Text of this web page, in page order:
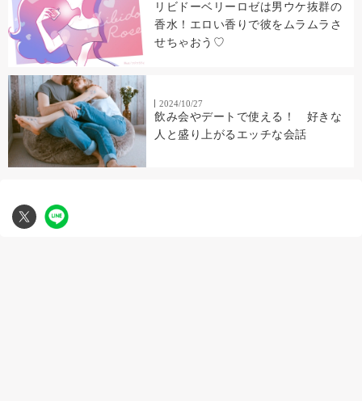
リビドーベリーロゼは男ウケ抜群の
香水！エロい香りで彼をムラムラさ
せちゃおう♡
2024/10/27
飲み会やデートで使える！ 好きな
人と盛り上がるエッチな会話